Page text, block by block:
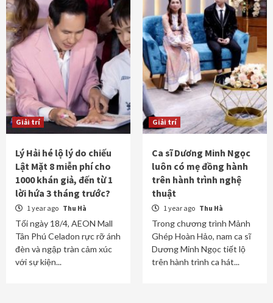
Giải trí
Lý Hải hé lộ lý do chiếu
Lật Mặt 8 miễn phí cho
1000 khán giả, đến từ 1
lời hứa 3 tháng trước?
1 year ago Thu Hà
Tối ngày 18/4, AEON Mall
Tân Phú Celadon rực rỡ ánh
đèn và ngập tràn cảm xúc
với sự kiện...
Giải trí
Ca sĩ Dương Minh Ngọc
luôn có mẹ đồng hành
trên hành trình nghệ
thuật
1 year ago Thu Hà
Trong chương trình Mảnh
Ghép Hoàn Hảo, nam ca sĩ
Dương Minh Ngọc tiết lộ
trên hành trình ca hát...